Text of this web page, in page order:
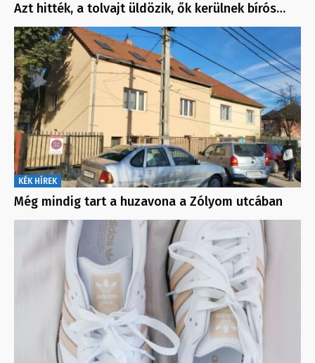
Azt hitték, a tolvajt üldözik, ők kerülnek bírós…
KÉK HÍREK
Még mindig tart a huzavona a Zólyom utcában